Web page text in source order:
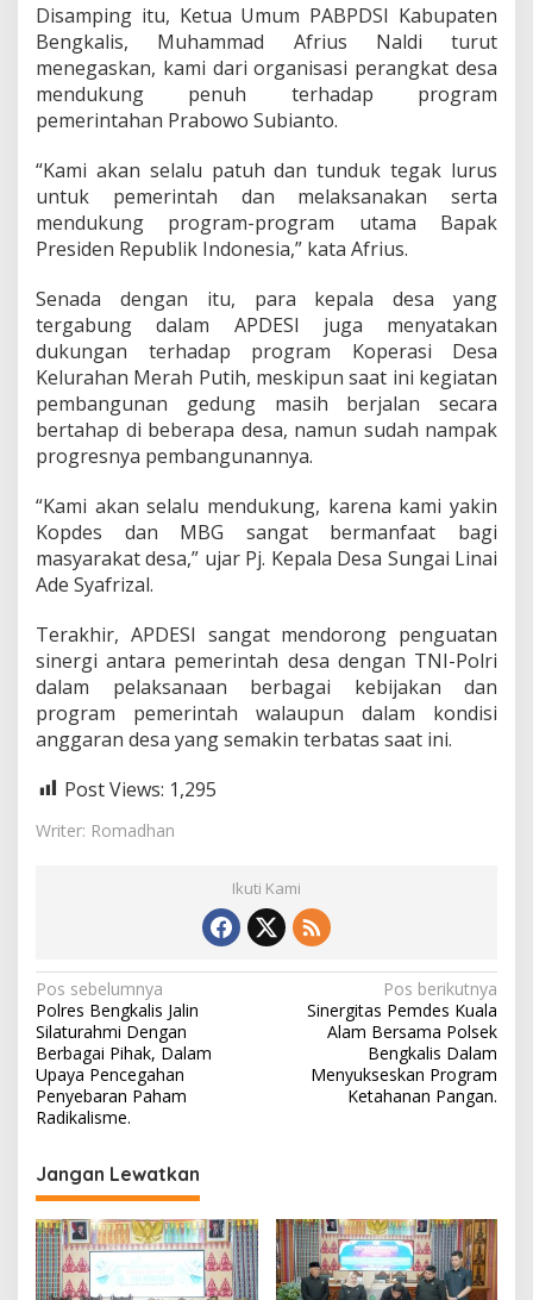
u
n
g
P
r
o
r
m
P
r
r
i
a
s
P
e
m
r
n
.
Disamping itu, Ketua Umum PABPDSI Kabupaten
Bengkalis, Muhammad Afrius Naldi turut
menegaskan, kami dari organisasi perangkat desa
mendukung penuh terhadap program
pemerintahan Prabowo Subianto.
“Kami akan selalu patuh dan tunduk tegak lurus
untuk pemerintah dan melaksanakan serta
mendukung program-program utama Bapak
Presiden Republik Indonesia,” kata Afrius.
Senada dengan itu, para kepala desa yang
tergabung dalam APDESI juga menyatakan
dukungan terhadap program Koperasi Desa
Kelurahan Merah Putih, meskipun saat ini kegiatan
pembangunan gedung masih berjalan secara
bertahap di beberapa desa, namun sudah nampak
progresnya pembangunannya.
“Kami akan selalu mendukung, karena kami yakin
Kopdes dan MBG sangat bermanfaat bagi
masyarakat desa,” ujar Pj. Kepala Desa Sungai Linai
Ade Syafrizal.
Terakhir, APDESI sangat mendorong penguatan
sinergi antara pemerintah desa dengan TNI-Polri
dalam pelaksanaan berbagai kebijakan dan
program pemerintah walaupun dalam kondisi
anggaran desa yang semakin terbatas saat ini.
Post Views: 1,295
Writer: Romadhan
Ikuti Kami
N
a
v
i
g
a
s
i
p
Pos sebelumnya
Polres Bengkalis Jalin
Silaturahmi Dengan
Berbagai Pihak, Dalam
Upaya Pencegahan
Penyebaran Paham
Radikalisme.
Pos berikutnya
Sinergitas Pemdes Kuala
Alam Bersama Polsek
Bengkalis Dalam
Menyukseskan Program
Ketahanan Pangan.
Jangan Lewatkan